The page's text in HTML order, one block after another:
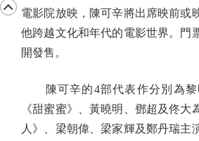
電影院放映，陳可辛將出席映前或
他跨越文化和年代的電影世界。門
開發售。
陳可辛的4部代表作分別為黎
《甜蜜蜜》、黃曉明、鄧超及佟大
人》、梁朝偉、梁家輝及鄭丹瑞主